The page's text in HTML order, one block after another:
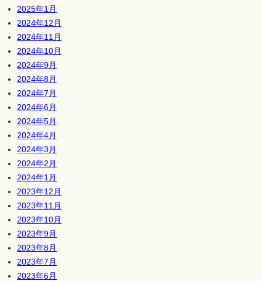
2025年1月
2024年12月
2024年11月
2024年10月
2024年9月
2024年8月
2024年7月
2024年6月
2024年5月
2024年4月
2024年3月
2024年2月
2024年1月
2023年12月
2023年11月
2023年10月
2023年9月
2023年8月
2023年7月
2023年6月